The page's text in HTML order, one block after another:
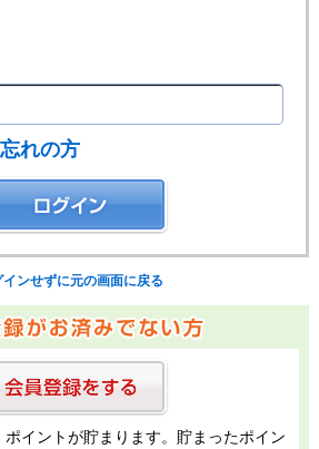
れの方
インせずに元の画面に戻る
イントが貯まります。貯まったポイン